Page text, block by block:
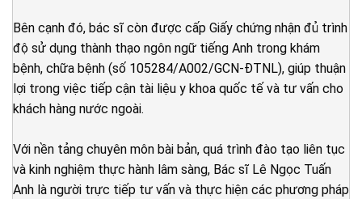
Bên cạnh đó, bác sĩ còn được cấp Giấy chứng nhận đủ trình
độ sử dụng thành thạo ngôn ngữ tiếng Anh trong khám
bệnh, chữa bệnh (số 105284/A002/GCN-ĐTNL), giúp thuận
lợi trong việc tiếp cận tài liệu y khoa quốc tế và tư vấn cho
khách hàng nước ngoài.
Với nền tảng chuyên môn bài bản, quá trình đào tạo liên tục
và kinh nghiệm thực hành lâm sàng, Bác sĩ Lê Ngọc Tuấn
Anh là người trực tiếp tư vấn và thực hiện các phương pháp